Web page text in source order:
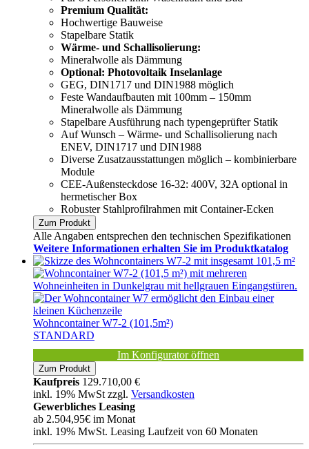
Premium Qualität:
Hochwertige Bauweise
Stapelbare Statik
Wärme- und Schallisolierung:
Mineralwolle als Dämmung
Optional: Photovoltaik Inselanlage
GEG, DIN1717 und DIN1988 möglich
Feste Wandaufbauten mit 100mm – 150mm
Mineralwolle als Dämmung
Stapelbare Ausführung nach typengeprüfter Statik
Auf Wunsch – Wärme- und Schallisolierung nach
ENEV, DIN1717 und DIN1988
Diverse Zusatzausstattungen möglich – kombinierbare
Module
CEE-Außensteckdose 16-32: 400V, 32A optional in
hermetischer Box
Robuster Stahlprofilrahmen mit Container-Ecken
Zum Produkt
Alle Angaben entsprechen den technischen Spezifikationen
Weitere Informationen erhalten Sie im Produktkatalog
Wohncontainer W7-2 (101,5m²)
STANDARD
Im Konfigurator öffnen
Zum Produkt
Kaufpreis 129.710,00 €
inkl. 19% MwSt zzgl. Versandkosten
Gewerbliches Leasing
ab 2.504,95€ im Monat
inkl. 19% MwSt. Leasing Laufzeit von 60 Monaten